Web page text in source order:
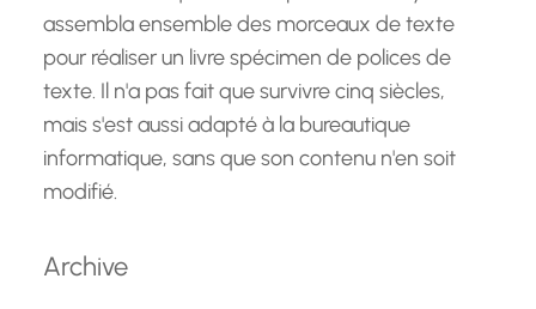
assembla ensemble des morceaux de texte
pour réaliser un livre spécimen de polices de
texte. Il n'a pas fait que survivre cinq siècles,
mais s'est aussi adapté à la bureautique
informatique, sans que son contenu n'en soit
modifié.
Archive